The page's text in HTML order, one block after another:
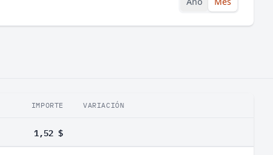
IMPORTE VARIACIÓN
1,52 $